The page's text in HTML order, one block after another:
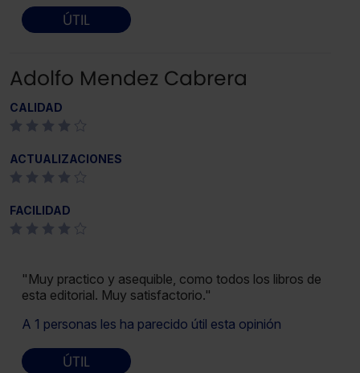
ÚTIL
Adolfo Mendez Cabrera
CALIDAD
ACTUALIZACIONES
FACILIDAD
"Muy practico y asequible, como todos los libros de
esta editorial. Muy satisfactorio."
A 1 personas les ha parecido útil esta opinión
ÚTIL